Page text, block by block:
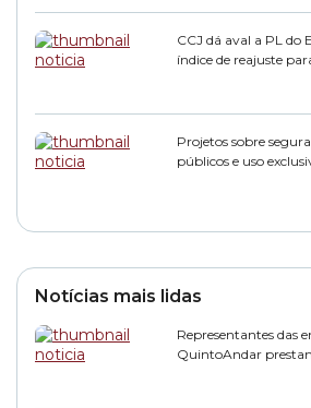
CCJ dá aval a PL do
índice de reajuste
pagamento de
Projetos sobre
públicos e uso
pedestres avançam
Notícias mais lidas
Representantes das
QuintoAndar